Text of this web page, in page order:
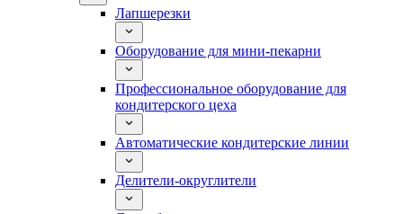
Лапшерезки
Оборудование для мини-пекарни
Профессиональное оборудование для
кондитерского цеха
Автоматические кондитерские линии
Делители-округлители